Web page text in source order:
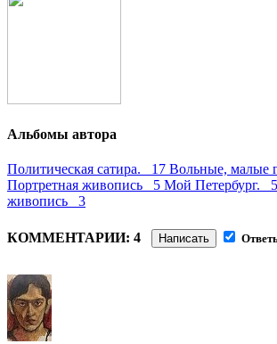
Альбомы автора
Политическая сатира. 17 Вольные, малые
Портретная живопись 5 Мой Петербург. 5
живопись 3
КОММЕНТАРИИ: 4 Написать